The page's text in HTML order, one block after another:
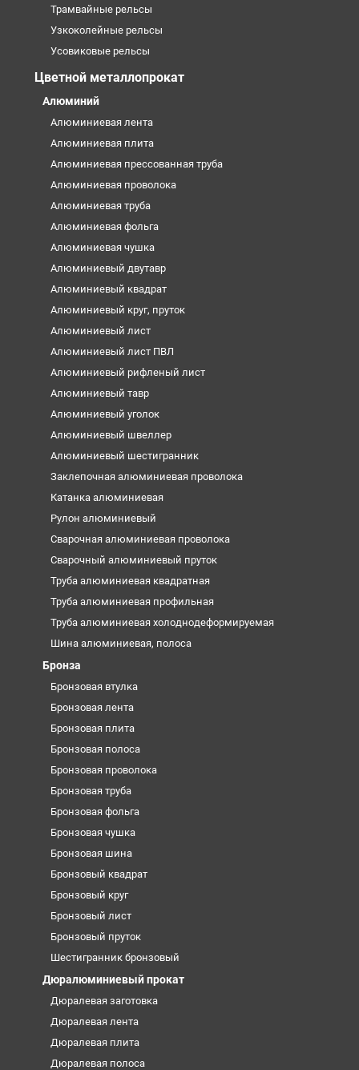
Трамвайные рельсы
Узкоколейные рельсы
Усовиковые рельсы
Цветной металлопрокат
Алюминий
Алюминиевая лента
Алюминиевая плита
Алюминиевая прессованная труба
Алюминиевая проволока
Алюминиевая труба
Алюминиевая фольга
Алюминиевая чушка
Алюминиевый двутавр
Алюминиевый квадрат
Алюминиевый круг, пруток
Алюминиевый лист
Алюминиевый лист ПВЛ
Алюминиевый рифленый лист
Алюминиевый тавр
Алюминиевый уголок
Алюминиевый швеллер
Алюминиевый шестигранник
Заклепочная алюминиевая проволока
Катанка алюминиевая
Рулон алюминиевый
Сварочная алюминиевая проволока
Сварочный алюминиевый пруток
Труба алюминиевая квадратная
Труба алюминиевая профильная
Труба алюминиевая холоднодеформируемая
Шина алюминиевая, полоса
Бронза
Бронзовая втулка
Бронзовая лента
Бронзовая плита
Бронзовая полоса
Бронзовая проволока
Бронзовая труба
Бронзовая фольга
Бронзовая чушка
Бронзовая шина
Бронзовый квадрат
Бронзовый круг
Бронзовый лист
Бронзовый пруток
Шестигранник бронзовый
Дюралюминиевый прокат
Дюралевая заготовка
Дюралевая лента
Дюралевая плита
Дюралевая полоса